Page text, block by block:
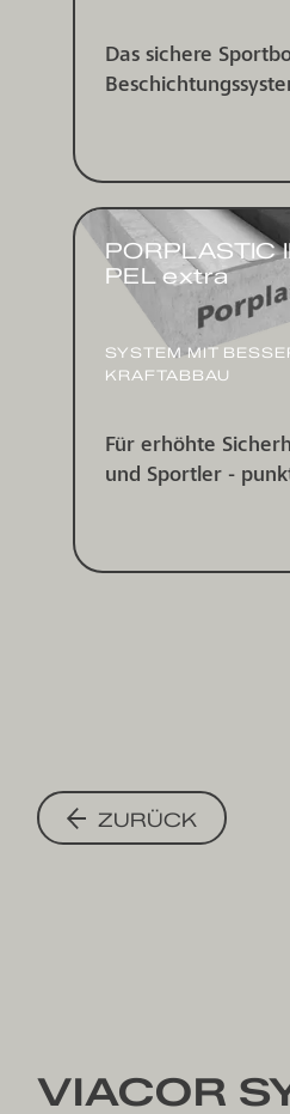
Das sichere
IHF zertifiziert.
PORPLASTIC
PEL extra
SYSTEM MIT
KRAFTABBAU
Für erhöhte
und Sportler -
ZURÜCK
VIACOR